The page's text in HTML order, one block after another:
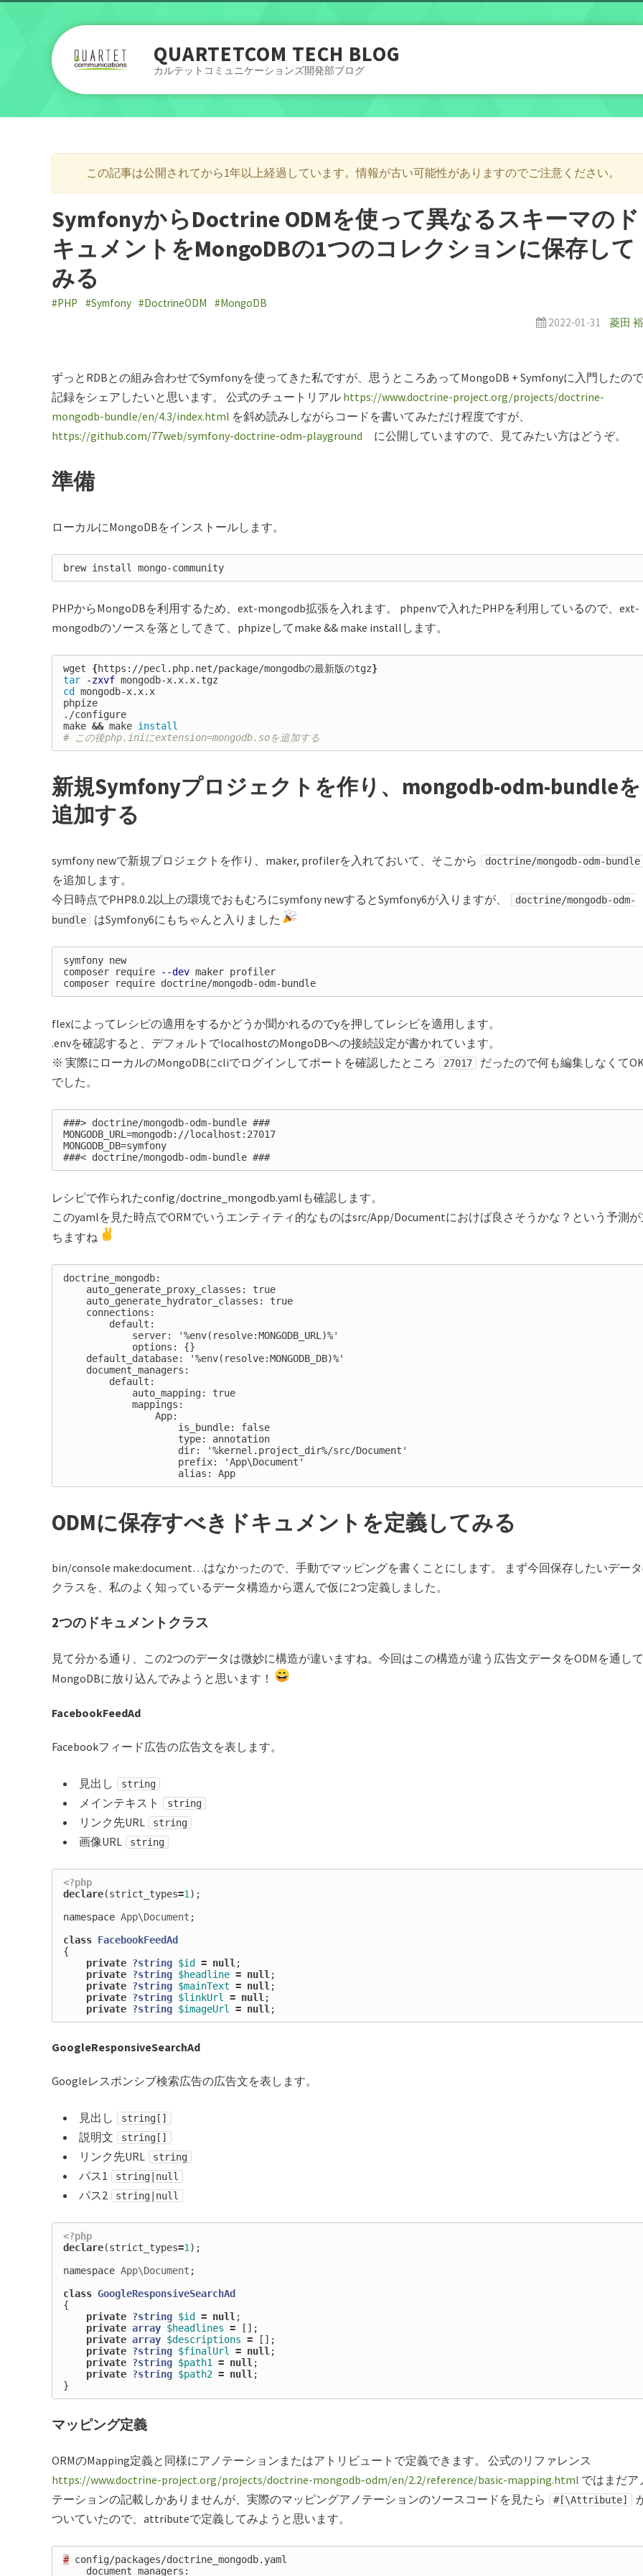
QUARTETCOM TECH BLOG
カルテットコミュニケーションズ開発部ブログ
この記事は公開されてから1年以上経過しています。情報が古い可能性がありますのでご注意ください。
SymfonyからDoctrine ODMを使って異なるスキーマのド
キュメントをMongoDBの1つのコレクションに保存して
みる
#PHP #Symfony #DoctrineODM
#MongoDB
2022-01-31
菱田
ずっとRDBとの組み合わせでSymfonyを使ってきた私ですが、思うところあってMongoDB + Symfonyに入門したので
記録をシェアしたいと思います。 公式のチュートリアル https://www.doctrine-project.org/projects/doctrine-
mongodb-bundle/en/4.3/index.html を斜め読みしながらコードを書いてみただけ程度ですが、
https://github.com/77web/symfony-doctrine-odm-playground に公開していますので、見てみたい方はどうぞ。
準備
ローカルにMongoDBをインストールします。
PHPからMongoDBを利用するため、ext-mongodb拡張を入れます。 phpenvで入れたPHPを利用しているので、ext-
mongodbのソースを落としてきて、phpizeしてmake && make installします。
wget {https://pecl.php.net/package/mongodbの最新版のtgz}
tar
-zxvf
cd mongodb-x.x.x
phpize
./configure
make && make install
# この後php.iniにextension=mongodb.soを追加する
新規Symfonyプロジェクトを作り、mongodb-odm-bundleを
追加する
symfony newで新規プロジェクトを作り、maker, profilerを入れておいて、そこから doctrine/mongodb-odm-bundle
を追加します。
今日時点でPHP8.0.2以上の環境でおもむろにsymfony newするとSymfony6が入りますが、
doctrine/mongodb-odm-
bundle
はSymfony6にもちゃんと入りました
symfony new
composer require
--dev maker profiler
flexによってレシピの適用をするかどうか聞かれるのでyを押してレシピを適用します。
.envを確認すると、デフォルトでlocalhostのMongoDBへの接続設定が書かれています。
※ 実際にローカルのMongoDBにcliでログインしてポートを確認したところ
27017
だったので何も編集しなくて
でした。
###> doctrine/mongodb-odm-bundle ###
MONGODB_URL=mongodb://localhost:27017
MONGODB_DB=symfony
レシピで作られたconfig/doctrine_mongodb.yamlも確認します。
このyamlを見た時点でORMでいうエンティティ的なものはsrc/App/Documentにおけば良さそうかな？という予測
ちますね
doctrine_mongodb:
    auto_generate_proxy_classes: true
    auto_generate_hydrator_classes: true
    connections:
        default:
            server: '%env(resolve:MONGODB_URL)%'
            options: {}
    default_database: '%env(resolve:MONGODB_DB)%'
    document_managers:
        default:
            auto_mapping: true
            mappings:
                App:
                    is_bundle: false
                    type: annotation
                    dir: '%kernel.project_dir%/src/Document'
                    prefix: 'App\Document'
ODMに保存すべきドキュメントを定義してみる
bin/console make:document…はなかったので、手動でマッピングを書くことにします。 まず今回保存したいデー
クラスを、私のよく知っているデータ構造から選んで仮に2つ定義しました。
2つのドキュメントクラス
見て分かる通り、この2つのデータは微妙に構造が違いますね。今回はこの構造が違う広告文データをODMを通して
MongoDBに放り込んでみようと思います！
FacebookFeedAd
Facebookフィード広告の広告文を表します。
見出し string
メインテキスト string
リンク先URL string
画像URL string
<?php
declare(strict_types=1);
namespace App\Document ;
class FacebookFeedAd
{
private ?string $id = null;
private ?string $headline = null;
private ?string $mainText = null;
private ?string $linkUrl = null;
private ?string $imageUrl = null;
GoogleResponsiveSearchAd
Googleレスポンシブ検索広告の広告文を表します。
見出し string[]
説明文 string[]
リンク先URL string
パス1 string|null
パス2 string|null
<?php
declare(strict_types=1);
namespace App\Document ;
class GoogleResponsiveSearchAd
{
private ?string $id = null;
private array $headlines =
[];
private array $descriptions =
[];
private ?string $finalUrl = null;
private ?string $path1 = null;
private ?string $path2 = null;
}
マッピング定義
ORMのMapping定義と同様にアノテーションまたはアトリビュートで定義できます。 公式のリファレンス
https://www.doctrine-project.org/projects/doctrine-mongodb-odm/en/2.2/reference/basic-mapping.html ではまだア
テーションの記載しかありませんが、実際のマッピングアノテーションのソースコードを見たら
#[\Attribute]
ついていたので、attributeで定義してみようと思います。
# config/packages/doctrine_mongodb.yaml
    document_managers: